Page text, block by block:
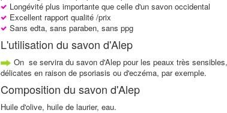
Longévité plus importante que celle d'un savon occidental
Excellent rapport qualité /prix
Sans edta, sans paraben, sans ppg
L'utilisation du savon d'Alep
On se servira du savon d'Alep pour les peaux très
délicates en raison de psoriasis ou d'eczéma, par exemple.
Composition du savon d'Alep
Huile d'olive, huile de laurier, eau.